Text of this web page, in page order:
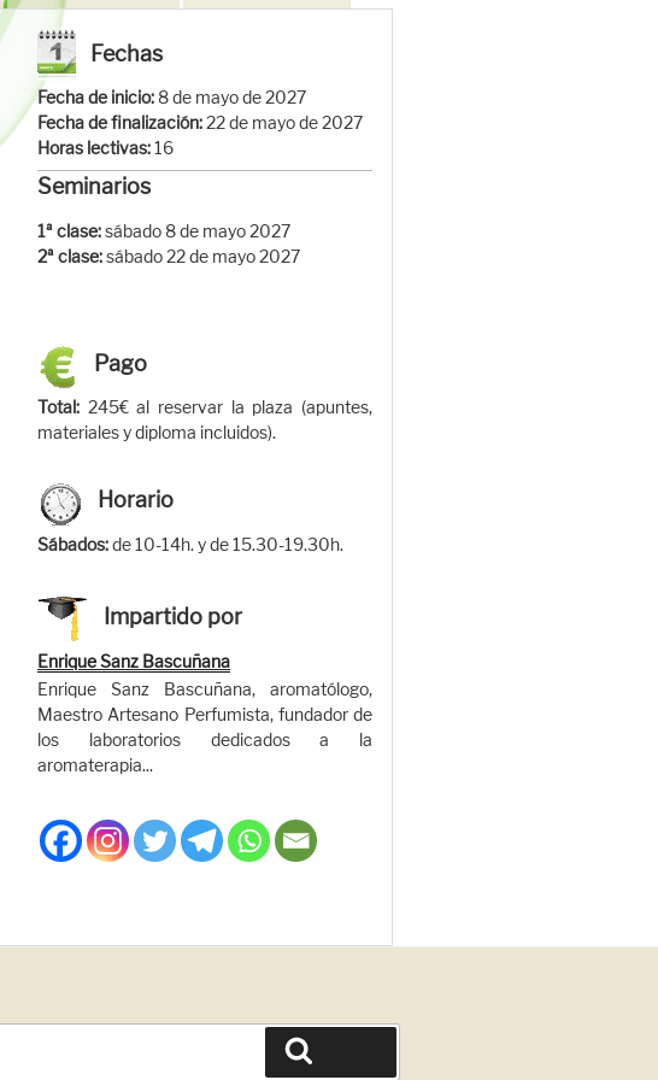
Fechas
Fecha de inicio: 8 de mayo de 2027
Fecha de finalización: 22 de mayo de 2027
Horas lectivas:16
Seminarios
1ª clase:sábado 8 de mayo 2027
2ª clase:sábado 22 de mayo 2027
Pago
Total: 245€ al reservar la plaza (apuntes,
materiales y diploma incluidos).
Horario
Sábados:de 10-14h. y de 15.30-19.30h.
Impartido por
Enrique Sanz Bascuñana
Enrique Sanz Bascuñana, aromatólogo,
Maestro Artesano Perfumista, fundador de
los laboratorios dedicados a la
aromaterapia...